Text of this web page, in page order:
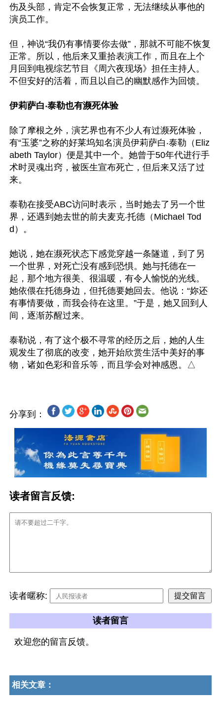
伤及头部，肯定不会恢复正常，无法继续从事他的
演员工作。
但，神说“我仍有事情要你去做”，那就不可能不恢复
正常。所以，他后来又重拾表演工作，而且在上个
月回到电视综艺节目《周六夜现场》担任主持人。
不但安好的活着，而且以自己的幽默感作为回馈。
伊莉萨白‧泰勒也有濒死体验
除了摩根之外，演艺界也有不少人有过濒死体验，
有“玉婆”之称的好莱坞知名演员伊莉萨白‧泰勒（Eliz
abeth Taylor）便是其中一个。她曾于50年代进行手
术时灵魂出窍，被医生宣布死亡，但后来又活了过
来。
泰勒在接受ABC访问时表示，当时她去了另一个世
界，还遇到她去世的前夫麦克‧托德（Michael Tod
d）。
她说，她在濒死状态下感觉穿越一条隧道，到了另
一个世界，对死亡没有感到恐惧。她与托德在一
起，那个地方很美、很温暖，有令人愉悦的光线。
她依偎在托德身边，但托德要她回去。他说：“妳还
有事情要做，而我会待在这里。”于是，她又回到人
间，逐渐苏醒过来。
泰勒说，有了这个极不寻常的经历之后，她的人生
观发生了彻底的改变，她开始欣赏生活中美好的事
分享到：
读者留言反馈:
读者暱称:
读者留言
欢迎您的留言反馈。
相关文章：